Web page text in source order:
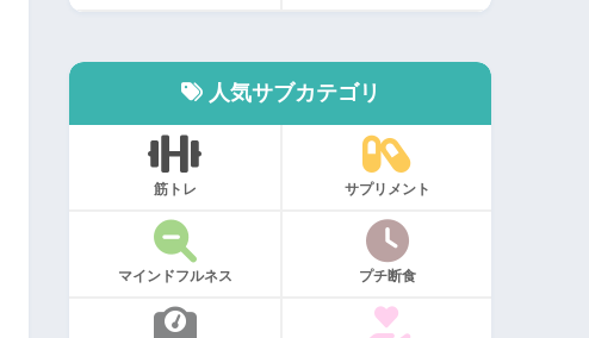
人気サブカテゴリ
筋トレ サプリメント
マインドフルネス プチ断食